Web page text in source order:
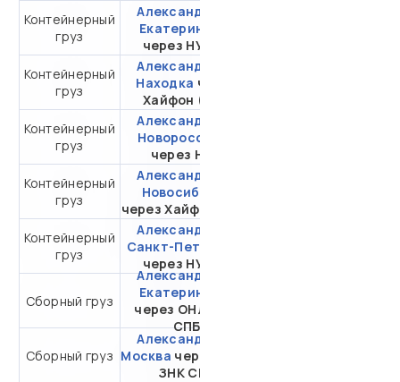
Контейнерный
груз
Александрия -
Екатеринбург
через НУТЭП
Контейнерный
груз
Александрия -
Находка через
Хайфон (Тр.)
Контейнерный
груз
Александрия -
Новороссийск
через НЛЭ
Контейнерный
груз
Александрия -
Новосибирск
через Хайфон (Тр.)
Контейнерный
груз
Александрия -
Санкт-Петербург
через НУТЭП
Сборный груз
Александрия -
Екатеринбург
через ОНЛ-ЗНК
СПБ
Сборный груз
Александрия -
Москва через ОНЛ-
ЗНК СПБ